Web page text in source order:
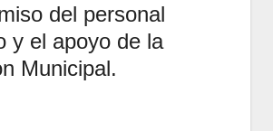
del personal
y el apoyo de la
Municipal.